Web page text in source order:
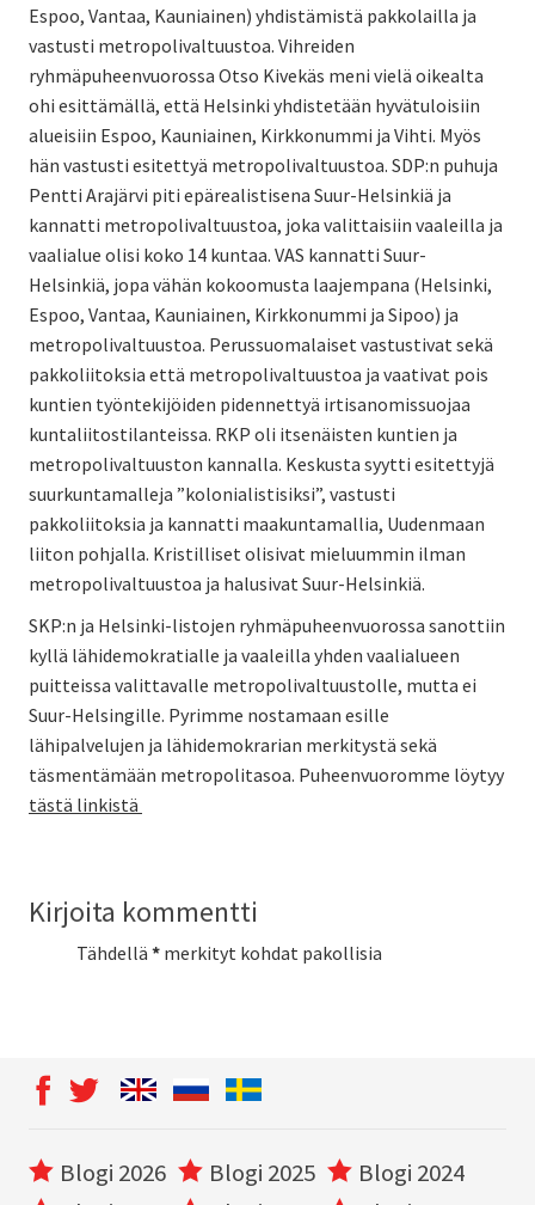
Espoo, Vantaa, Kauniainen) yhdistämistä pakkolailla ja
vastusti metropolivaltuustoa. Vihreiden
ryhmäpuheenvuorossa Otso Kivekäs meni vielä oikealta
ohi esittämällä, että Helsinki yhdistetään hyvätuloisiin
alueisiin Espoo, Kauniainen, Kirkkonummi ja Vihti. Myös
hän vastusti esitettyä metropolivaltuustoa. SDP:n puhuja
Pentti Arajärvi piti epärealistisena Suur-Helsinkiä ja
kannatti metropolivaltuustoa, joka valittaisiin vaaleilla ja
vaalialue olisi koko 14 kuntaa. VAS kannatti Suur-
Helsinkiä, jopa vähän kokoomusta laajempana (Helsinki,
Espoo, Vantaa, Kauniainen, Kirkkonummi ja Sipoo) ja
metropolivaltuustoa. Perussuomalaiset vastustivat sekä
pakkoliitoksia että metropolivaltuustoa ja vaativat pois
kuntien työntekijöiden pidennettyä irtisanomissuojaa
kuntaliitostilanteissa. RKP oli itsenäisten kuntien ja
metropolivaltuuston kannalla. Keskusta syytti esitettyjä
suurkuntamalleja ”kolonialistisiksi”, vastusti
pakkoliitoksia ja kannatti maakuntamallia, Uudenmaan
liiton pohjalla. Kristilliset olisivat mieluummin ilman
metropolivaltuustoa ja halusivat Suur-Helsinkiä.
SKP:n ja Helsinki-listojen ryhmäpuheenvuorossa sanottiin
kyllä lähidemokratialle ja vaaleilla yhden vaalialueen
puitteissa valittavalle metropolivaltuustolle, mutta ei
Suur-Helsingille. Pyrimme nostamaan esille
lähipalvelujen ja lähidemokrarian merkitystä sekä
täsmentämään metropolitasoa. Puheenvuoromme löytyy
tästä linkistä
Kirjoita kommentti
Tähdellä * merkityt kohdat pakollisia
Blogi 2026 Blogi 2025
Blogi 2024